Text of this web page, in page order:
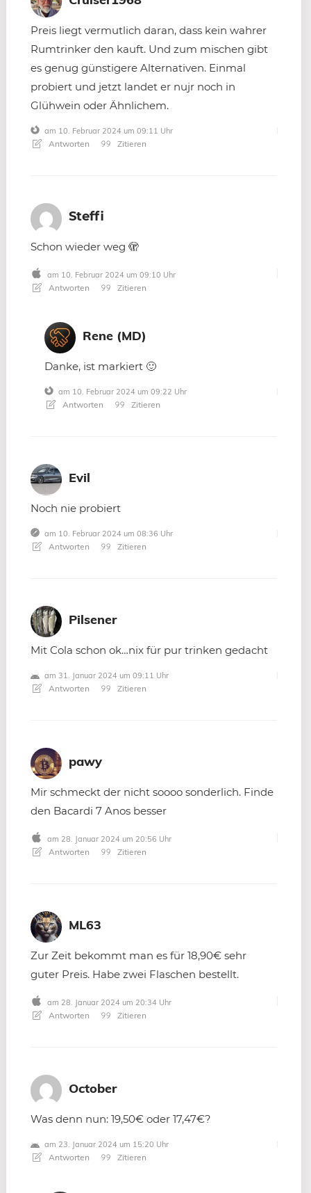
Preis liegt vermutlich daran, dass kein wahrer
Rumtrinker den kauft. Und zum mischen gibt
es genug günstigere Alternativen. Einmal
probiert und jetzt landet er nujr noch in
Glühwein oder Ähnlichem.
am 10. Februar 2024 um 09:11 Uhr
Antworten Zitieren
Steffi
Schon wieder weg 🫣
am 10. Februar 2024 um 09:10 Uhr
Antworten Zitieren
Rene (MD)
Danke, ist markiert 🙂
am 10. Februar 2024 um 09:22 Uhr
Antworten Zitieren
Evil
Noch nie probiert
am 10. Februar 2024 um 08:36 Uhr
Antworten Zitieren
Pilsener
Mit Cola schon ok…nix für pur trinken gedacht
am 31. Januar 2024 um 09:11 Uhr
Antworten Zitieren
pawy
Mir schmeckt der nicht soooo sonderlich. Finde
den Bacardi 7 Anos besser
am 28. Januar 2024 um 20:56 Uhr
Antworten Zitieren
ML63
Zur Zeit bekommt man es für 18,90€ sehr
guter Preis. Habe zwei Flaschen bestellt.
am 28. Januar 2024 um 20:34 Uhr
Antworten Zitieren
October
Was denn nun: 19,50€ oder 17,47€?
am 23. Januar 2024 um 15:20 Uhr
Antworten Zitieren